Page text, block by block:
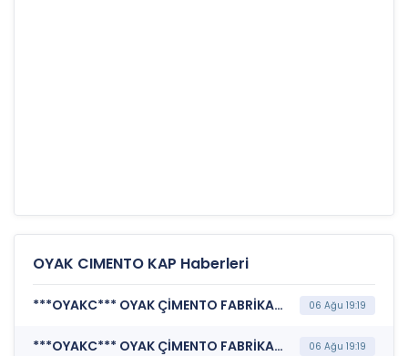
OYAK CIMENTO KAP Haberleri
***OYAKC*** OYAK ÇİMENTO FABRİKALARI A.Ş. (Özel Durum Açıklaması (Genel)) 06 Ağu 19:19
***OYAKC*** OYAK ÇİMENTO FABRİKALARI A.Ş. (Katılım Finansı İlkeleri Bilgi Formu ) 06 Ağu 19:19